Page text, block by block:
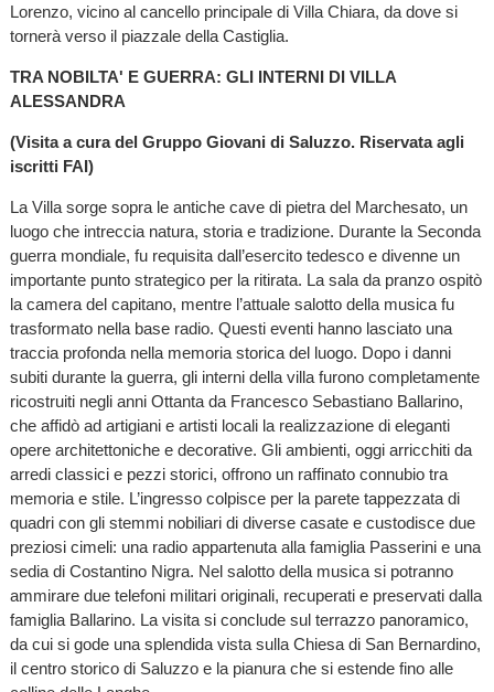
Lorenzo, vicino al cancello principale di Villa Chiara, da dove si
tornerà verso il piazzale della Castiglia.
TRA NOBILTA' E GUERRA: GLI INTERNI DI VILLA
ALESSANDRA
(Visita a cura del Gruppo Giovani di Saluzzo. Riservata agli
iscritti FAI)
La Villa sorge sopra le antiche cave di pietra del Marchesato, un
luogo che intreccia natura, storia e tradizione. Durante la Seconda
guerra mondiale, fu requisita dall’esercito tedesco e divenne un
importante punto strategico per la ritirata. La sala da pranzo ospitò
la camera del capitano, mentre l’attuale salotto della musica fu
trasformato nella base radio. Questi eventi hanno lasciato una
traccia profonda nella memoria storica del luogo. Dopo i danni
subiti durante la guerra, gli interni della villa furono completamente
ricostruiti negli anni Ottanta da Francesco Sebastiano Ballarino,
che affidò ad artigiani e artisti locali la realizzazione di eleganti
opere architettoniche e decorative. Gli ambienti, oggi arricchiti da
arredi classici e pezzi storici, offrono un raffinato connubio tra
memoria e stile. L’ingresso colpisce per la parete tappezzata di
quadri con gli stemmi nobiliari di diverse casate e custodisce due
preziosi cimeli: una radio appartenuta alla famiglia Passerini e una
sedia di Costantino Nigra. Nel salotto della musica si potranno
ammirare due telefoni militari originali, recuperati e preservati dalla
famiglia Ballarino. La visita si conclude sul terrazzo panoramico,
da cui si gode una splendida vista sulla Chiesa di San Bernardino,
il centro storico di Saluzzo e la pianura che si estende fino alle